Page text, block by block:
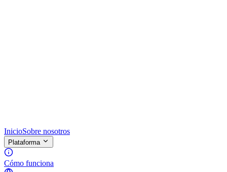
InicioSobre nosotros
Plataforma
Cómo funciona